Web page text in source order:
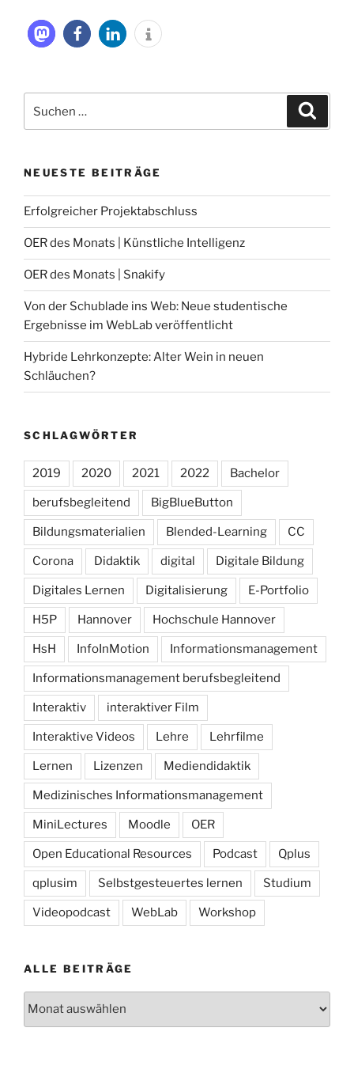
nach:
NEUESTE BEITRÄGE
Erfolgreicher Projektabschluss
OER des Monats | Künstliche Intelligenz
OER des Monats | Snakify
Von der Schublade ins Web: Neue studentische
Ergebnisse im WebLab veröffentlicht
Hybride Lehrkonzepte: Alter Wein in neuen
Schläuchen?
SCHLAGWÖRTER
2019 2020 2021 2022 Bachelor
berufsbegleitend BigBlueButton
Bildungsmaterialien Blended-Learning CC
Corona Didaktik digital Digitale Bildung
Digitales Lernen Digitalisierung E-Portfolio
H5P Hannover Hochschule Hannover
HsH InfoInMotion Informationsmanagement
Informationsmanagement berufsbegleitend
Interaktiv interaktiver Film
Interaktive Videos Lehre Lehrfilme
Lernen Lizenzen Mediendidaktik
Medizinisches Informationsmanagement
MiniLectures Moodle OER
Open Educational Resources Podcast Qplus
qplusim Selbstgesteuertes lernen Studium
Videopodcast WebLab Workshop
ALLE BEITRÄGE